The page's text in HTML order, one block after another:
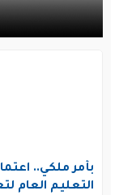
بأمر ملكي..
التعليم العام